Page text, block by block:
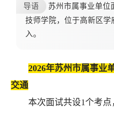
导语
苏州市属事业单位
技师学院，位于高新区学
入。
2026年苏州市属事业
交通
本次面试共设1个考点